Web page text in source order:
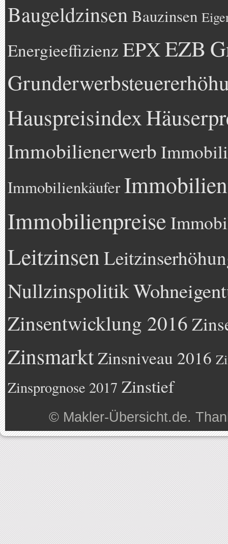
BaugeldzinsenBauzinsen
Energieeffizienz EPXEZB
Hauspreisindex
Immobilienerwerb
Immobilienkäufer
Immobilienpreise
Leitzinsen
Nullzinspolitik
Zinsentwicklung 2016
ZinsmarktZinsniveau 2016
Zinsprognose 2017 Zinstief
© Makler-Übersicht.de.